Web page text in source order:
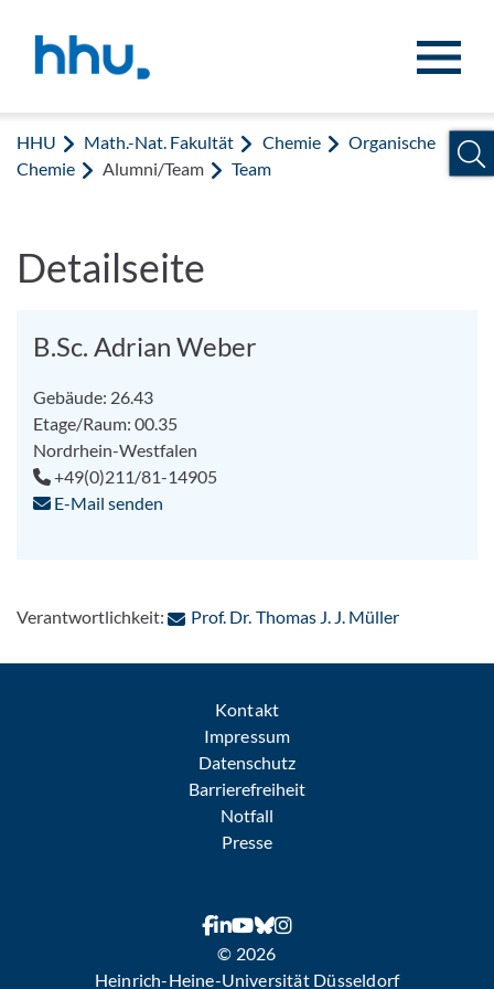
HHU Math.-Nat. Fakultät Chemie
Organische
Chemie
Alumni/Team Team
Detailseite
B.Sc. Adrian Weber
Gebäude: 26.43
Etage/Raum: 00.35
Nordrhein-Westfalen
+49(0)211/81-14905
E-Mail senden
Verantwortlichkeit: Prof. Dr. Thomas J. J. Müller: Per E-Mail
Kontakt
Impressum
Datenschutz
Barrierefreiheit
Notfall
Presse
© 2026
Heinrich-Heine-Universität Düsseldorf